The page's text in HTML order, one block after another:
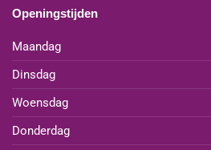
Openingstijden
Maandag
Dinsdag
Woensdag
Donderdag